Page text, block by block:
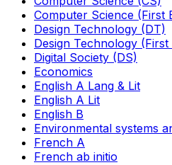
Computer Science (First
Design Technology (DT)
Design Technology (First
Digital Society (DS)
Economics
English A Lang & Lit
English A Lit
English B
Environmental systems
French A
French ab initio